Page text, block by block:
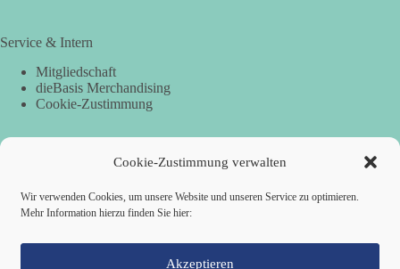
Cookie-Zustimmung verwalten
Wir verwenden Cookies, um unsere Website und unseren Service zu optimieren.
Mehr Information hierzu finden Sie hier:
Akzeptieren
Service & Intern
Mitgliedschaft
dieBasis Merchandising
Cookie-Zustimmung
Per Banküberweisung:
IBAN: DE87 2019 0003 0002 2499 01